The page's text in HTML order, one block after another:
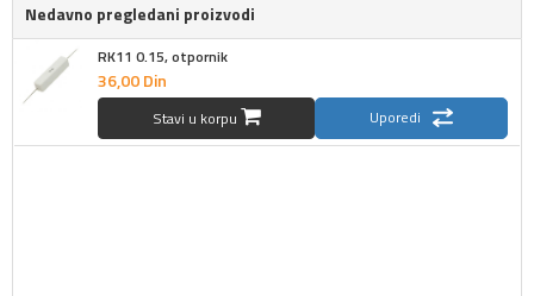
Nedavno pregledani proizvodi
RK11 0.15, otpornik
36,00Din
Stavi u korpu Uporedi